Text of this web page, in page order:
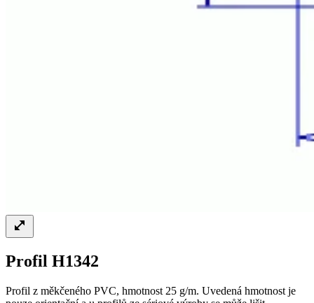
Profil H1342
Profil z měkčeného PVC, hmotnost 25 g/m. Uvedená hmotnost je